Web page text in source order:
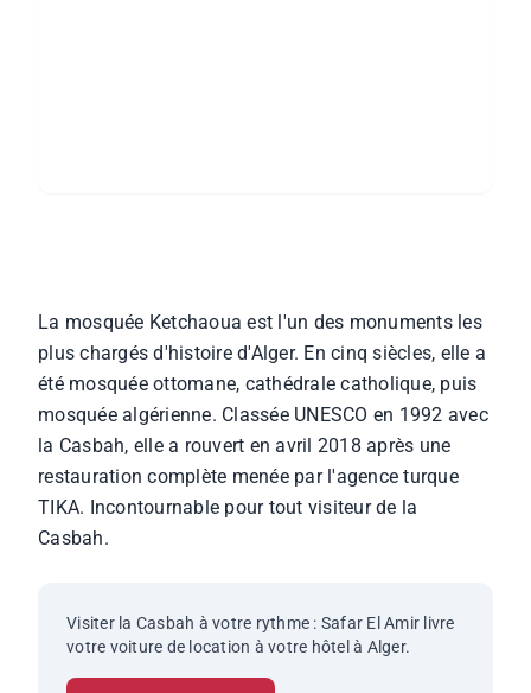
La mosquée Ketchaoua est l'un des monuments les
plus chargés d'histoire d'Alger. En cinq siècles, elle a
été mosquée ottomane, cathédrale catholique, puis
mosquée algérienne. Classée UNESCO en 1992 avec
la Casbah, elle a rouvert en avril 2018 après une
restauration complète menée par l'agence turque
TIKA. Incontournable pour tout visiteur de la
Casbah.
Visiter la Casbah à votre rythme : Safar El Amir livre
votre voiture de location à votre hôtel à Alger.